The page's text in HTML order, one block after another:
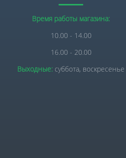
Время работы магазина:
10.00 - 14.00
16.00 - 20.00
Выходные: суббота, воскресенье